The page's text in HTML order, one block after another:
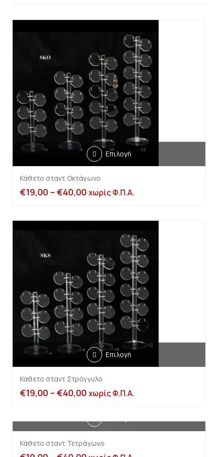
Επιλογή
Κάθετο σταντ Οκτάγωνο
€19,00 – €40,00 χωρίς Φ.Π.Α.
Επιλογή
Κάθετο σταντ Στρόγγυλο
€19,00 – €40,00 χωρίς Φ.Π.Α.
Κάθετο σταντ Τετράγωνο